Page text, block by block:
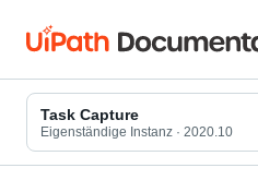
Task Capture
Eigenständige Instanz · 2020.10